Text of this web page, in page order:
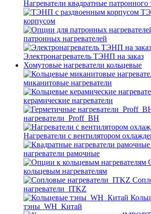
Нагреватели квадратные патронного
корпусом
патронных нагревателей
Электронагреватель ТЭНП на заказ
Хомутовые нагреватели кольцевые
миканитовые нагреватели
керамические нагреватели
нагреватели_Proff_BH
Нагреватели с вентилятором
нагреватели рамочные
кольцевым нагревателям
нагреватели_ITKZ
тэны_WH_Китай